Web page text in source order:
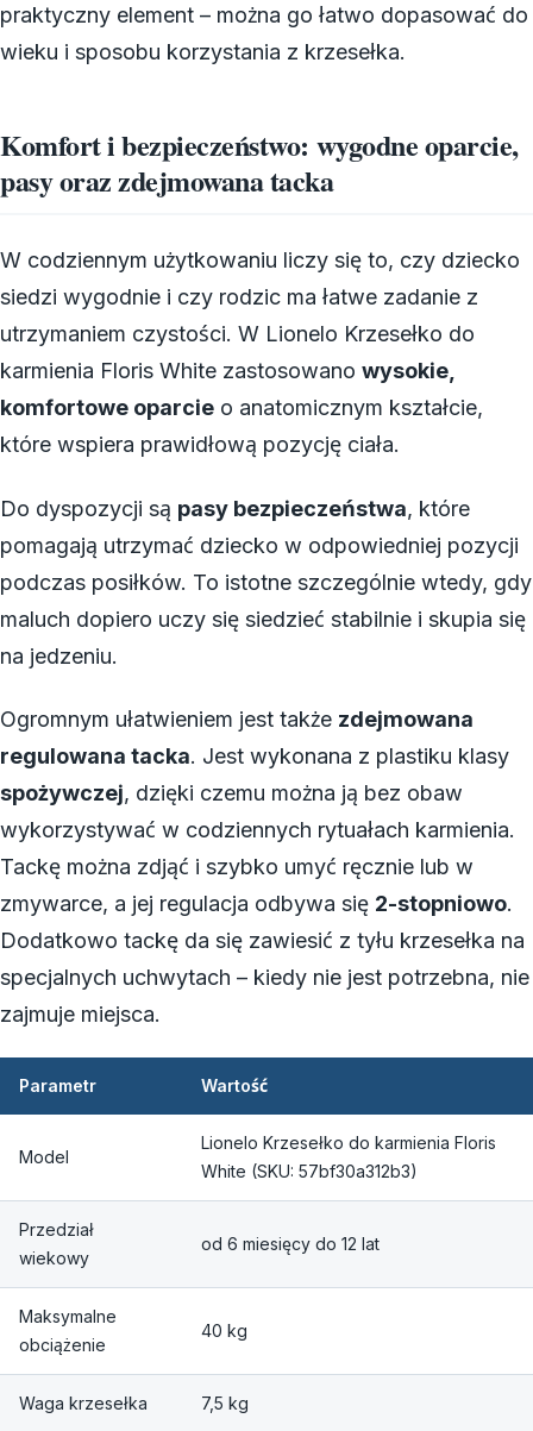
praktyczny element – można go łatwo dopasować do
wieku i sposobu korzystania z krzesełka.
Komfort i bezpieczeństwo: wygodne oparcie,
pasy oraz zdejmowana tacka
W codziennym użytkowaniu liczy się to, czy dziecko
siedzi wygodnie i czy rodzic ma łatwe zadanie z
utrzymaniem czystości. W Lionelo Krzesełko do
karmienia Floris White zastosowano wysokie,
komfortowe oparcie o anatomicznym kształcie,
które wspiera prawidłową pozycję ciała.
Do dyspozycji są pasy bezpieczeństwa, które
pomagają utrzymać dziecko w odpowiedniej pozycji
podczas posiłków. To istotne szczególnie wtedy, gdy
maluch dopiero uczy się siedzieć stabilnie i skupia się
na jedzeniu.
Ogromnym ułatwieniem jest także zdejmowana
regulowana tacka. Jest wykonana z plastiku klasy
spożywczej, dzięki czemu można ją bez obaw
wykorzystywać w codziennych rytuałach karmienia.
Tackę można zdjąć i szybko umyć ręcznie lub w
zmywarce, a jej regulacja odbywa się 2-stopniowo.
Dodatkowo tackę da się zawiesić z tyłu krzesełka na
specjalnych uchwytach – kiedy nie jest potrzebna, nie
zajmuje miejsca.
Parametr Wartość
Model
Lionelo Krzesełko do karmienia Floris
White (SKU: 57bf30a312b3)
Przedział
wiekowy
od 6 miesięcy do 12 lat
Maksymalne
obciążenie
40 kg
Waga krzesełka 7,5 kg